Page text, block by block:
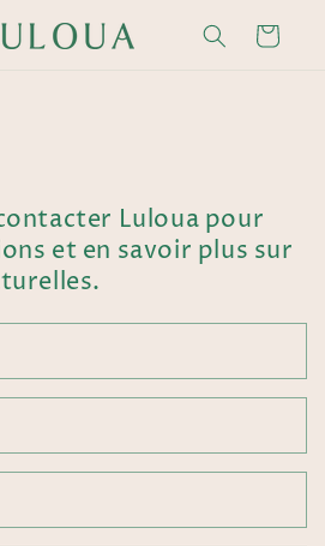
Cart
Luloua pour
et en savoir plus sur